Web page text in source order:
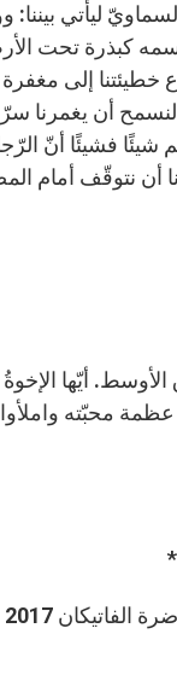
ليأتي
كبذرة تحت
إلى مغفرة
لنسمح أن
شيئًا فشيئًا أنّ
أن نتوقّف أمام
أيّها الإخوةُ
محبّته
2017